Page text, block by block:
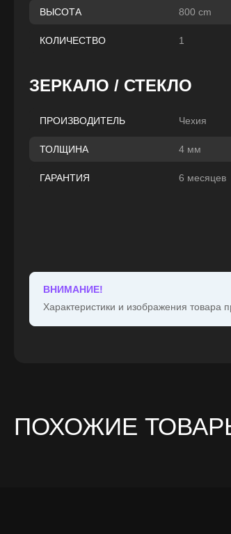
ВЫСОТА 800 cm
КОЛИЧЕСТВО 1
ЗЕРКАЛО / СТЕКЛО
ПРОИЗВОДИТЕЛЬ Чехия
ТОЛЩИНА 4 мм
ГАРАНТИЯ 6 месяцев
ВНИМАНИЕ!
Характеристики и изображения товара
ПОХОЖИЕ